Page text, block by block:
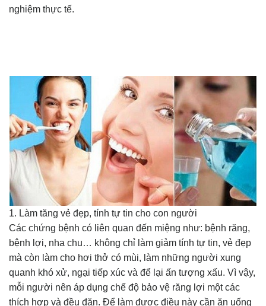
nghiệm thực tế.
1. Làm tăng vẻ đẹp, tính tự tin cho con người
Các chứng bệnh có liên quan đến miệng như: bệnh răng,
bệnh lợi, nha chu… không chỉ làm giảm tính tự tin, vẻ đẹp
mà còn làm cho hơi thở có mùi, làm những người xung
quanh khó xử, ngại tiếp xúc và để lại ấn tượng xấu. Vì vậy,
mỗi người nên áp dụng chế độ bảo vệ răng lợi một các
thích hợp và đều đặn. Để làm được điều này cần ăn uống